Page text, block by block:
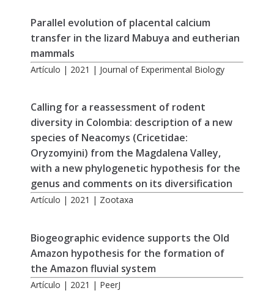
Parallel evolution of placental calcium
transfer in the lizard Mabuya and eutherian
mammals
Artículo | 2021 | Journal of Experimental Biology
Calling for a reassessment of rodent
diversity in Colombia: description of a new
species of Neacomys (Cricetidae:
Oryzomyini) from the Magdalena Valley,
with a new phylogenetic hypothesis for the
genus and comments on its diversification
Artículo | 2021 | Zootaxa
Biogeographic evidence supports the Old
Amazon hypothesis for the formation of
the Amazon fluvial system
Artículo | 2021 | PeerJ